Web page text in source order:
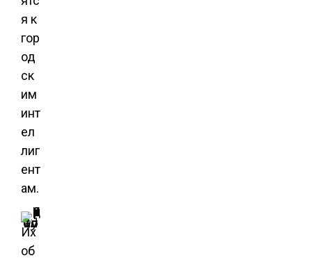
я к
гор
од
ск
им
инт
ел
лиг
ент
ам.
Фото: donday
Их
об